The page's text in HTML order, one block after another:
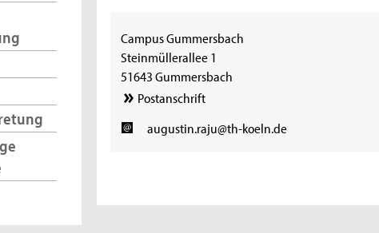
Campus Gummersbach
Steinmüllerallee 1
51643 Gummersbach
Postanschrift
augustin.raju@th-koeln.de